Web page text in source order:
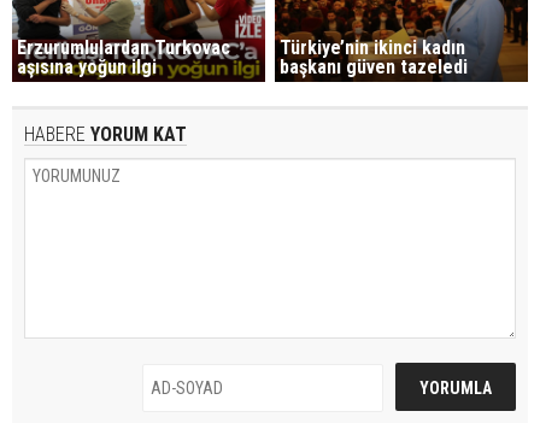
Erzurumlulardan Turkovac
aşısına yoğun ilgi
Türkiye’nin ikinci kadın
başkanı güven tazeledi
HABERE YORUM KAT